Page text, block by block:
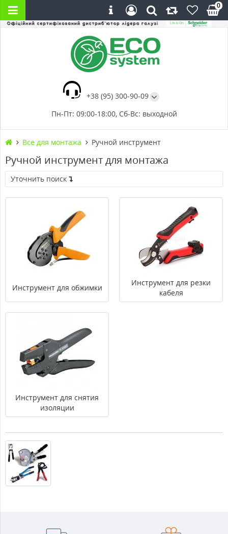
+38 (95) 300-90-09
Пн-Пт: 09:00-18:00, Сб-Вс: выходной
0
Все для монтажа Ручной инструмент
Ручной инструмент для монтажа
Уточнить поиск
Инструмент для обжимки
Инструмент для резки
кабеля
Инструмент для снятия
изоляции